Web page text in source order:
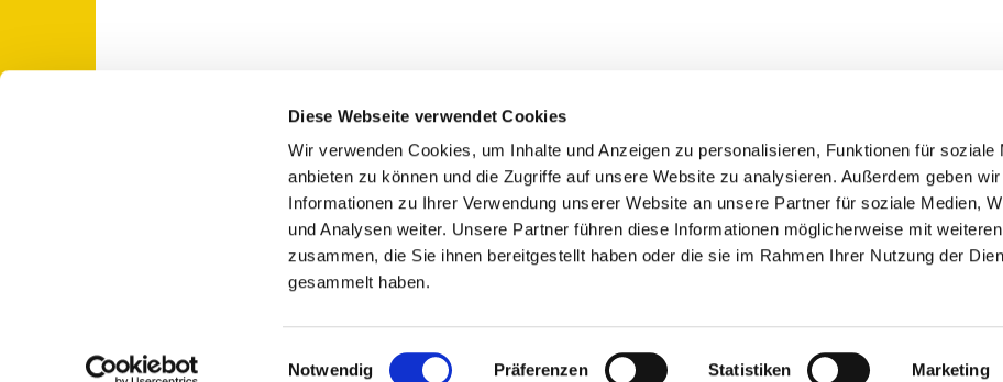
Diese Webseite verwendet Cookies
Wir verwenden Cookies, um Inhalte und Anzeigen zu personalisieren, Funktionen für soziale
anbieten zu können und die Zugriffe auf unsere Website zu analysieren. Außerdem geben wir
Informationen zu Ihrer Verwendung unserer Website an unsere Partner für soziale Medien,
und Analysen weiter. Unsere Partner führen diese Informationen möglicherweise mit
zusammen, die Sie ihnen bereitgestellt haben oder die sie im Rahmen Ihrer Nutzung der
gesammelt haben.
Notwendig Präferenzen Statistiken Marketing
St. Otto: Katholische Kirche Usedom-Anklam-Greifswald · Bahnhofstr. 15, 17489 Greifswald+49 3834
Kontaktinformationen
Impressum
Hinweisgebersystem